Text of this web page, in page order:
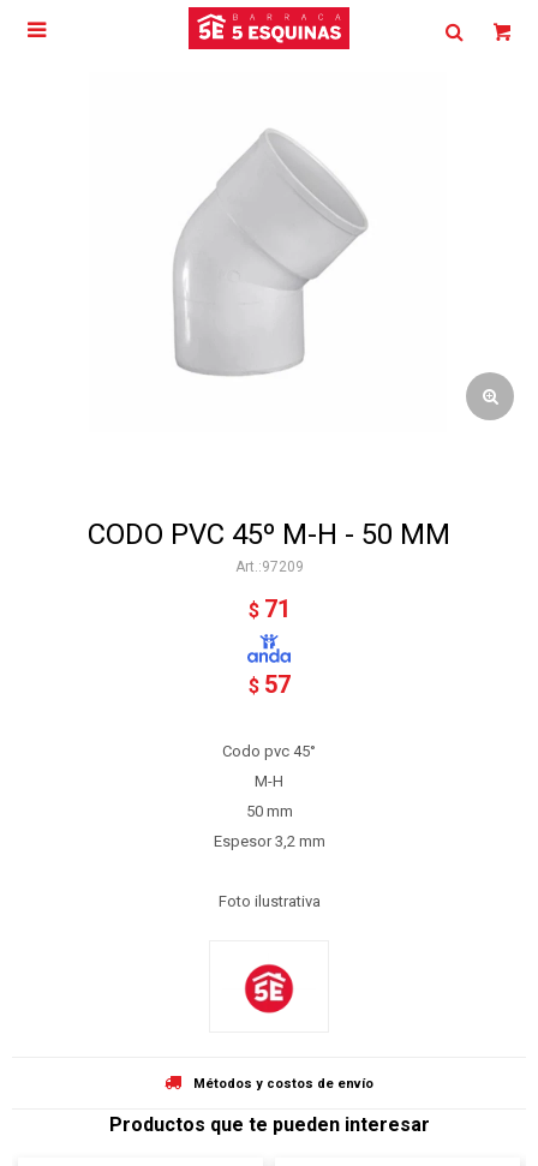

CODO PVC 45º M-H - 50 MM
97209
$ 71
$ 57
Codo pvc 45°
M-H
50 mm
Espesor 3,2 mm
Foto ilustrativa
Métodos y costos de envío
Productos que te pueden interesar